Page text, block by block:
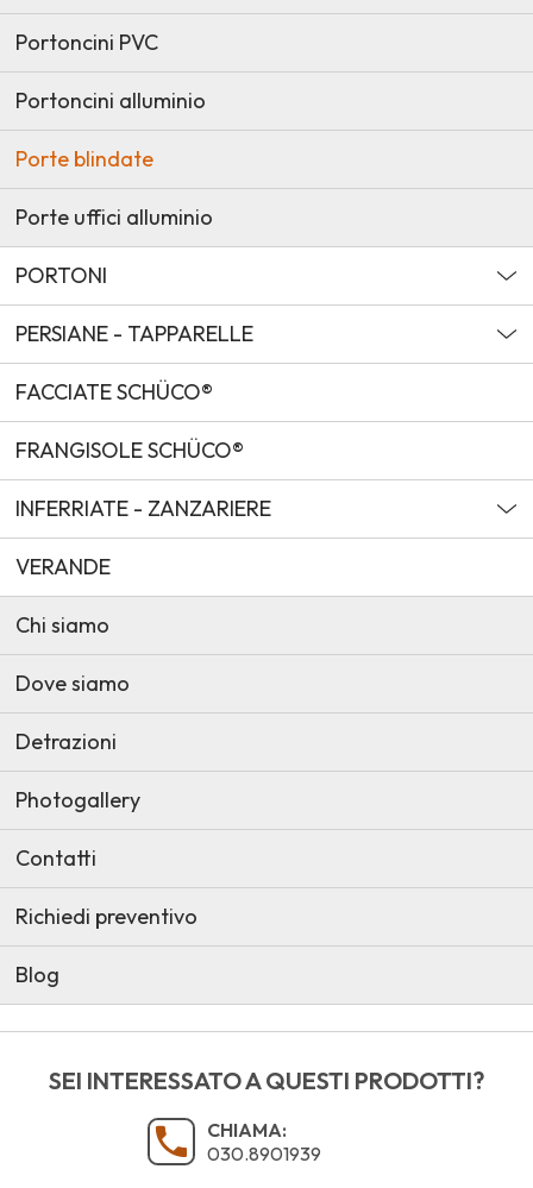
Portoncini PVC
Portoncini alluminio
Porte blindate
Porte uffici alluminio
PORTONI
PERSIANE - TAPPARELLE
FACCIATE SCHÜCO®
FRANGISOLE SCHÜCO®
INFERRIATE - ZANZARIERE
VERANDE
Chi siamo
Dove siamo
Detrazioni
Photogallery
Contatti
Richiedi preventivo
Blog
SEI INTERESSATO A QUESTI PRODOTTI?
CHIAMA:
030.8901939